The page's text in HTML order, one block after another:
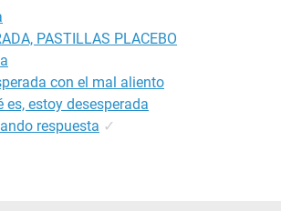
PASTILLAS PLACEBO
con el mal aliento
estoy desesperada
respuesta ✓